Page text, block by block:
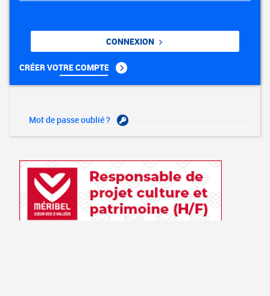
CONNEXION
CRÉER VOTRE COMPTE
Mot de passe oublié ?